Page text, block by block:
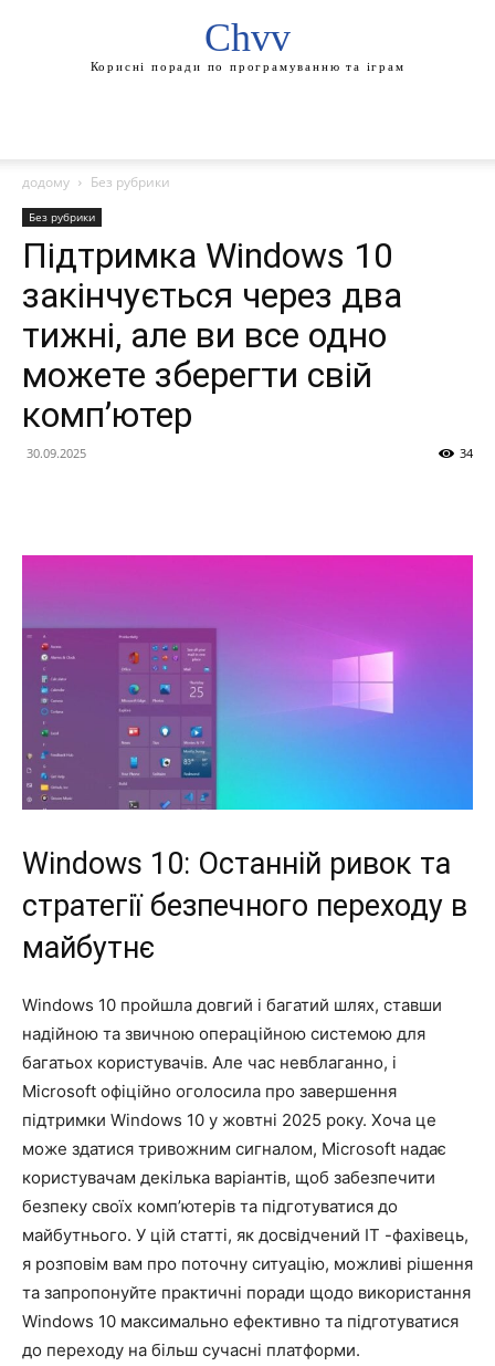
Chvv
Корисні поради по програмуванню та іграм
додому Без рубрики
Без рубрики
Підтримка Windows 10
закінчується через два
тижні, але ви все одно
можете зберегти свій
комп’ютер
30.09.2025 34
Windows 10: Останній ривок та
стратегії безпечного переходу в
майбутнє
Windows 10 пройшла довгий і багатий шлях, ставши
надійною та звичною операційною системою для
багатьох користувачів. Але час невблаганно, і
Microsoft офіційно оголосила про завершення
підтримки Windows 10 у жовтні 2025 року. Хоча це
може здатися тривожним сигналом, Microsoft надає
користувачам декілька варіантів, щоб забезпечити
безпеку своїх комп’ютерів та підготуватися до
майбутнього. У цій статті, як досвідчений ІТ -фахівець,
я розповім вам про поточну ситуацію, можливі рішення
та запропонуйте практичні поради щодо використання
Windows 10 максимально ефективно та підготуватися
до переходу на більш сучасні платформи.